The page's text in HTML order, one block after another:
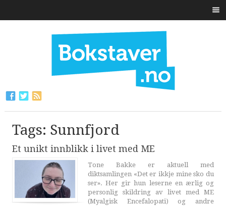
Tags: Sunnfjord
Et unikt innblikk i livet med ME
Tone Bakke er aktuell med
diktsamlingen «Det er ikkje mine sko du
ser». Her gir hun leserne en ærlig og
personlig skildring av livet med ME
(Myalgisk Encefalopati) og andre